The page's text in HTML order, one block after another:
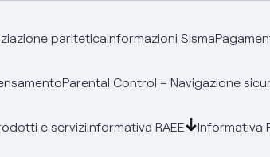
pariteticaInformazioni Sisma
Parental Control – Navigazione
e serviziInformativa RAEE Informativa